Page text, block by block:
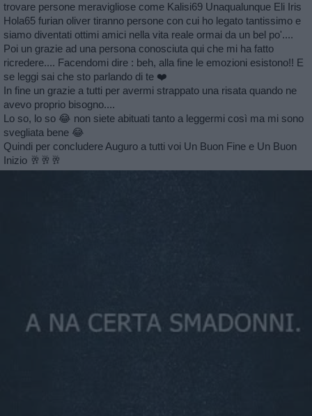
trovare persone meravigliose come Kalisi69 Unaqualunque Eli Iris
Hola65 furian oliver tiranno persone con cui ho legato tantissimo e
siamo diventati ottimi amici nella vita reale ormai da un bel po'....
Poi un grazie ad una persona conosciuta qui che mi ha fatto
ricredere.... Facendomi dire : beh, alla fine le emozioni esistono!! E
se leggi sai che sto parlando di te ❤️
In fine un grazie a tutti per avermi strappato una risata quando ne
avevo proprio bisogno....
Lo so, lo so 😂 non siete abituati tanto a leggermi così ma mi sono
svegliata bene 😂
Quindi per concludere Auguro a tutti voi Un Buon Fine e Un Buon
Inizio 🥂🥂🥂